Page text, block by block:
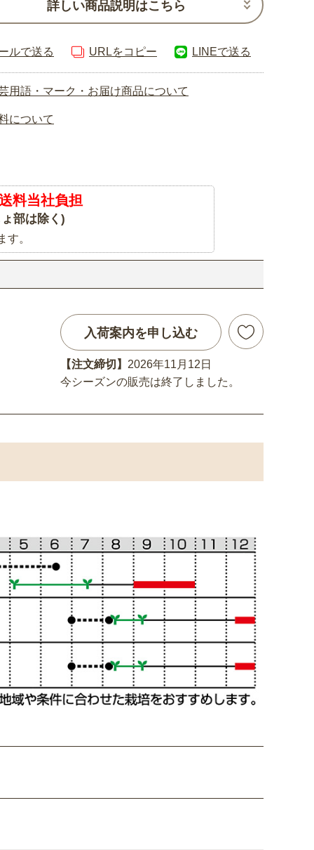
詳しい商品説明はこちら
ルで送る URLをコピー LINEで送る
用語・マーク・お届け商品について
について
料当社負担
部は除く)
。
入荷案内を申し込む
【注文締切】 2026年11月12日
今シーズンの販売は終了しました。